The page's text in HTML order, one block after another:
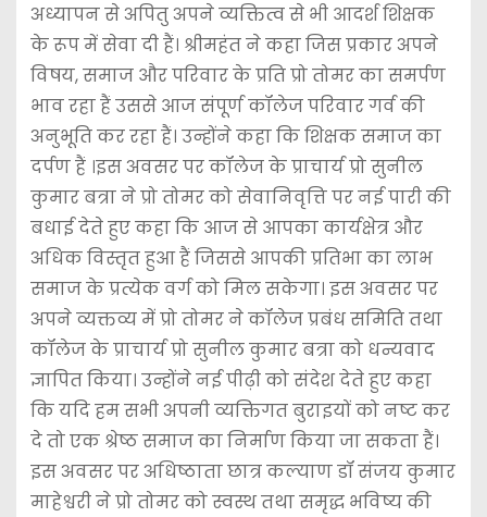
अध्यापन से अपितु अपने व्यक्तित्व से भी आदर्श शिक्षक
के रूप में सेवा दी हैं। श्रीमहंत ने कहा जिस प्रकार अपने
विषय, समाज और परिवार के प्रति प्रो तोमर का समर्पण
भाव रहा हैं उससे आज संपूर्ण कॉलेज परिवार गर्व की
अनुभूति कर रहा हैं। उन्होंने कहा कि शिक्षक समाज का
दर्पण हैं ।इस अवसर पर कॉलेज के प्राचार्य प्रो सुनील
कुमार बत्रा ने प्रो तोमर को सेवानिवृत्ति पर नई पारी की
बधाई देते हुए कहा कि आज से आपका कार्यक्षेत्र और
अधिक विस्तृत हुआ हैं जिससे आपकी प्रतिभा का लाभ
समाज के प्रत्येक वर्ग को मिल सकेगा। इस अवसर पर
अपने व्यक्तव्य में प्रो तोमर ने कॉलेज प्रबंध समिति तथा
कॉलेज के प्राचार्य प्रो सुनील कुमार बत्रा को धन्यवाद
ज्ञापित किया। उन्होंने नई पीढ़ी को संदेश देते हुए कहा
कि यदि हम सभी अपनी व्यक्तिगत बुराइयों को नष्ट कर
दे तो एक श्रेष्ठ समाज का निर्माण किया जा सकता हैं।
इस अवसर पर अधिष्ठाता छात्र कल्याण डॉ संजय कुमार
माहेश्वरी ने प्रो तोमर को स्वस्थ तथा समृद्ध भविष्य की